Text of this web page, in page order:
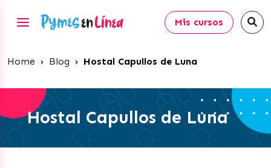
Mis cursos
Home › Blog › Hostal Capullos de Luna
Hostal Capullos de Luna